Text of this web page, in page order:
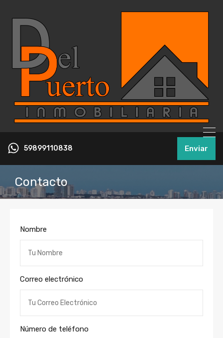
59899110838 Enviar
Contacto
Nombre
Correo electrónico
Número de teléfono